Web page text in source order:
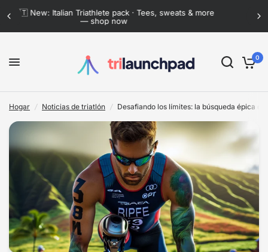
Flat-rate shipping anywhere in Mexico · Now lower
than ever
0
Hogar / Noticias de triatlón / Desafiando los límites: la búsqueda épica